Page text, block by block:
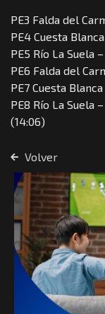
PE3 Falda del
PE4 Cuesta
PE5 Río La Suela
PE6 Falda del
PE7 Cuesta
PE8 Río La Suela
(14:06)
Volver